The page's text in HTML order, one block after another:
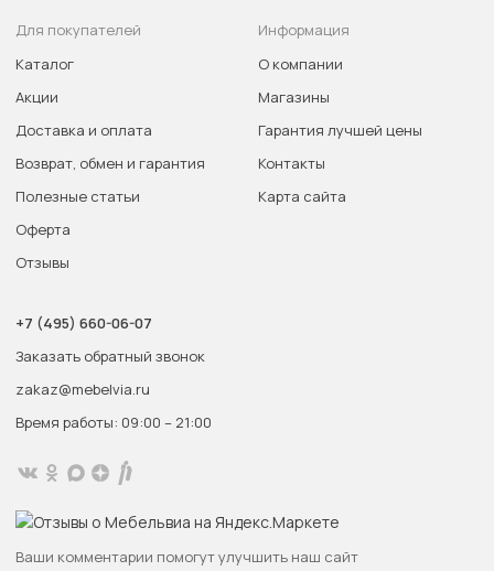
Для покупателей
Каталог
Акции
Доставка и оплата
Возврат, обмен и гарантия
Полезные статьи
Оферта
Отзывы
Информация
О компании
Магазины
Гарантия лучшей цены
Контакты
Карта сайта
+7 (495) 660-06-07
Заказать обратный звонок
zakaz@mebelvia.ru
Время работы: 09:00 – 21:00
Ваши комментарии помогут улучшить наш сайт